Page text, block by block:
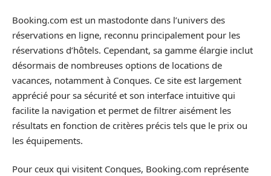
Booking.com est un mastodonte dans l’univers des
réservations en ligne, reconnu principalement pour les
réservations d’hôtels. Cependant, sa gamme élargie inclut
désormais de nombreuses options de locations de
vacances, notamment à Conques. Ce site est largement
apprécié pour sa sécurité et son interface intuitive qui
facilite la navigation et permet de filtrer aisément les
résultats en fonction de critères précis tels que le prix ou
les équipements.
Pour ceux qui visitent Conques, Booking.com représente